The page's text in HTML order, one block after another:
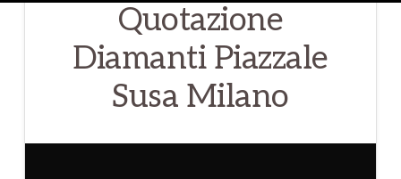
quotazione
Quotazione
Diamanti Piazzale
Susa Milano